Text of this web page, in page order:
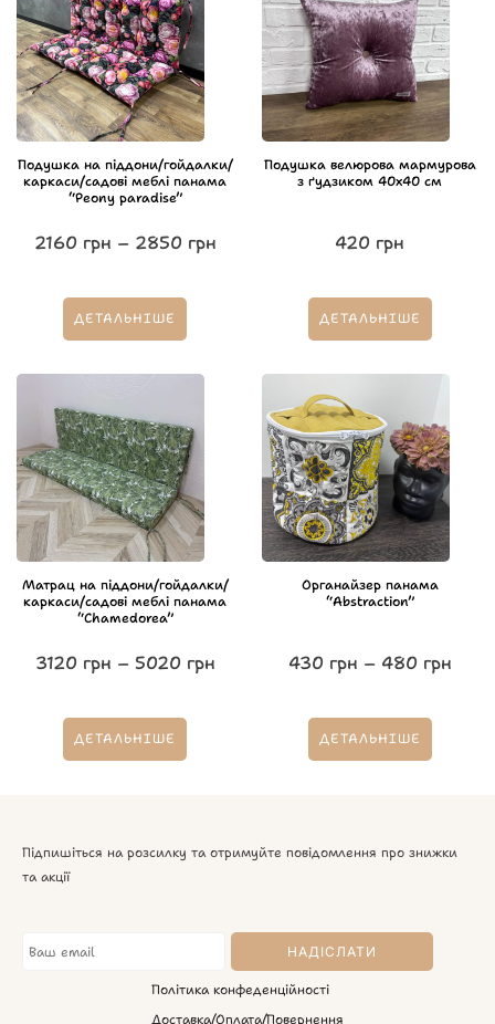
Подушка на піддони/гойдалки/
каркаси/садові меблі панама
“Peony paradise”
2160 грн – 2850 грн
ДЕТАЛЬНІШЕ
Подушка велюрова мармурова
з ґудзиком 40х40 см
420 грн
ДЕТАЛЬНІШЕ
Матрац на піддони/гойдалки/
каркаси/садові меблі панама
“Chamedorea”
3120 грн – 5020 грн
ДЕТАЛЬНІШЕ
Органайзер панама
“Abstraction”
430 грн – 480 грн
ДЕТАЛЬНІШЕ
Підпишіться на розсилку та отримуйте повідомлення про знижки
та акції
Політика конфеденційності
Доставка/Оплата/Повернення